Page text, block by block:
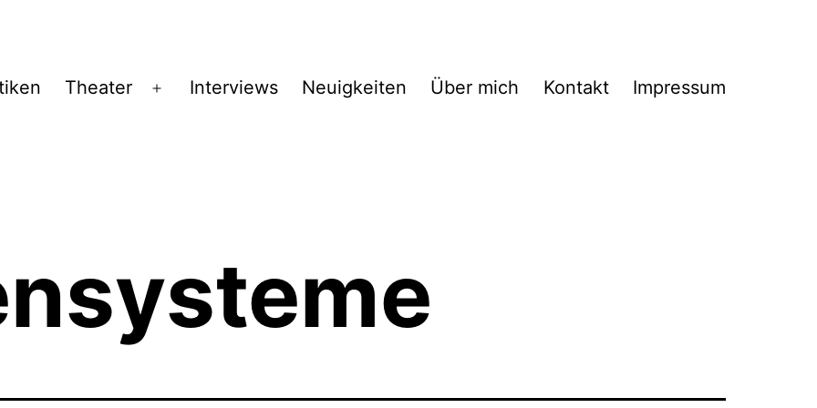
Theater
Menü
Interviews Neuigkeiten Über mich Kontakt Impressum